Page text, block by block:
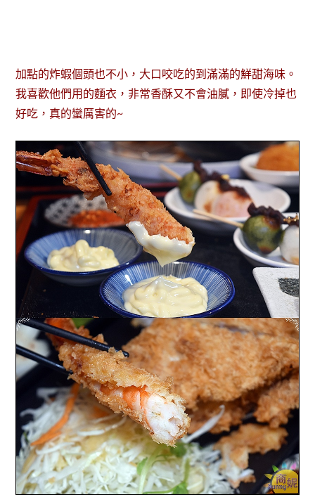
加點的炸蝦個頭也不小，大口咬吃的到滿滿的鮮甜海味。
我喜歡他們用的麵衣，非常香酥又不會油膩，即使冷掉也
好吃，真的蠻厲害的~